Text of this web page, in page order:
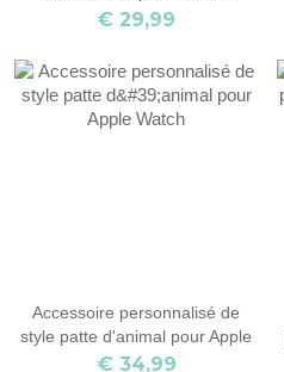
€ 29,99
Accessoire personnalisé de
style patte d'animal pour Apple
Watch
€ 34,99